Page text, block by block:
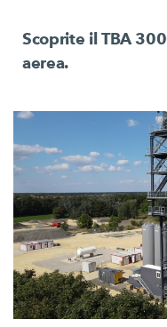
Scoprite il TBA
aerea.